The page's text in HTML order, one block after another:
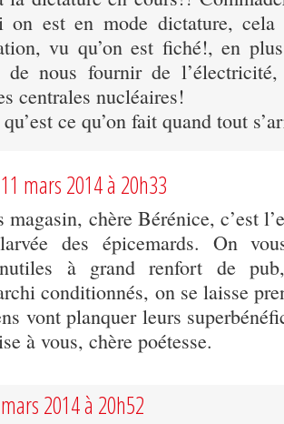
on est en mode dictature, cela
vu qu’on est fiché!, en
de nous fournir de
centrales nucléaires!
ce qu’on fait quand tout
11 mars 2014 à 20h33
magasin, chère Bérénice, c’est
des épicemards. On
à grand renfort de
conditionnés, on se laisse
vont planquer leurs
à vous, chère poétesse.
2014 à 20h52